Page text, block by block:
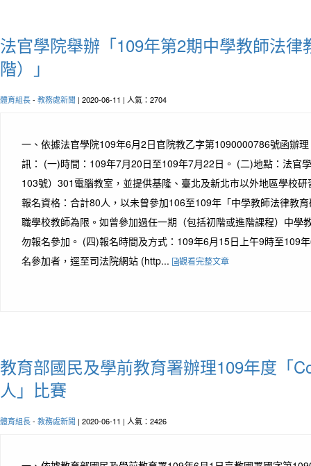
法官學院舉辦「109年第2期中學教師法律
階）」
體育組長- 教務處新聞 | 2020-06-11 | 人氣：2704
一、依據法官學院109年6月2日官院教乙字第1090000786號函辦
訊： (一)時間：109年7月20日至109年7月22日。 (二)地點：法官
103號）301電腦教室，並提供基隆、臺北及新北市以外地區學校
報名資格：合計80人，以未曾參加106至109年「中學教師法律教
職學校教師為限。如曾參加過任一期（包括初階或進階課程）中學
勿報名參加。 (四)報名時間及方式：109年6月15日上午9時至109
名參加者，逕至司法院網站 (http...
觀看完整文章
教育部國民及學前教育署辦理109年度「
人」比賽
體育組長- 教務處新聞 | 2020-06-11 | 人氣：2426